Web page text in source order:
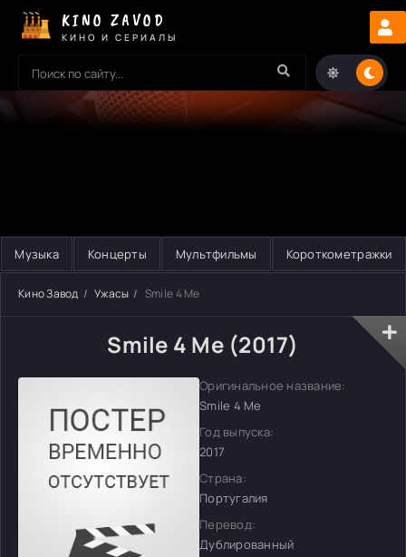
KINO ZAVOD
КИНО И СЕРИАЛЫ
Музыка Концерты Мультфильмы Короткометражки
Кино Завод Ужасы Smile 4 Me
Smile 4 Me (2017)
Оригинальное название:
Smile 4 Me
Год выпуска:
2017
Страна:
Португалия
Перевод:
Дублированный